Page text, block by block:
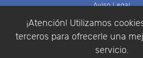
¡Atención! Utilizamos
terceros para ofrecerle una
servicio.
Aviso Legal
Condiciones de
Identificarse